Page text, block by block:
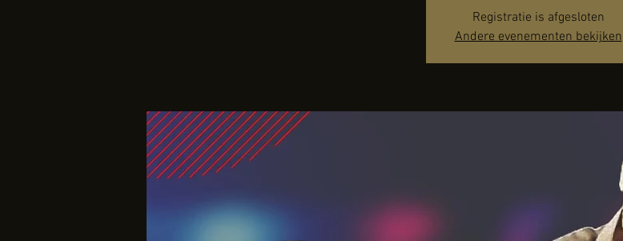
Registratie is afgesloten
Andere evenementen bekijken